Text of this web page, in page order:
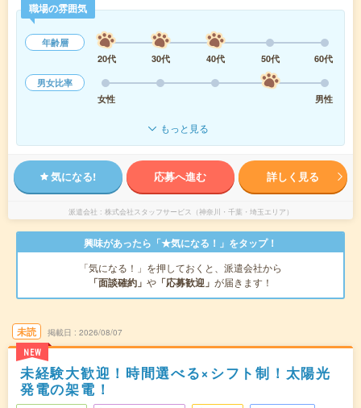
職場の雰囲気
年齢層
20代
30代 40代 50代
60代
男女比率
女性
男性
もっと見る
気になる! 応募へ進む 詳しく見る
派遣会社 株式会社スタッフサービス（神奈川・千葉・埼玉エリア）
興味があったら「★気になる！」をタップ！
「気になる！」を押しておくと、派遣会社から
「面談確約」 や 「応募歓迎」 が届きます！
未読
NEW
掲載日 2026/08/07
未経験大歓迎！時間選べる×シフト制！太陽光
発電の架電！